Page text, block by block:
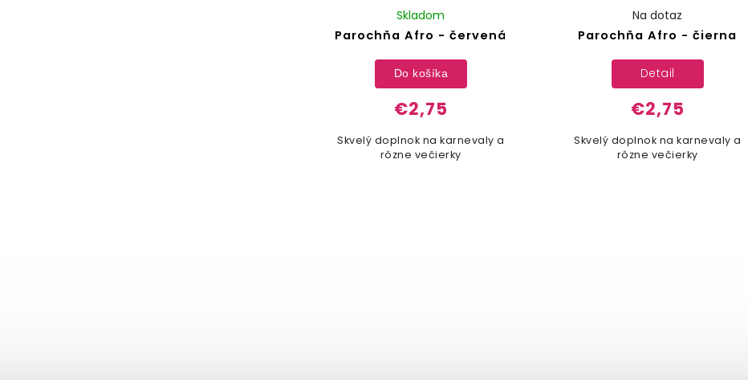
Parochňa Afro - červená
Skladom
€2,75
Do košíka
Skvelý doplnok na karnevaly a
rôzne večierky
Parochňa Afro - čierna
Na dotaz
€2,75
Detail
Skvelý doplnok na karnevaly a
rôzne večierky